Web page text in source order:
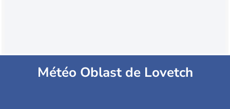
Météo Oblast de Lovetch